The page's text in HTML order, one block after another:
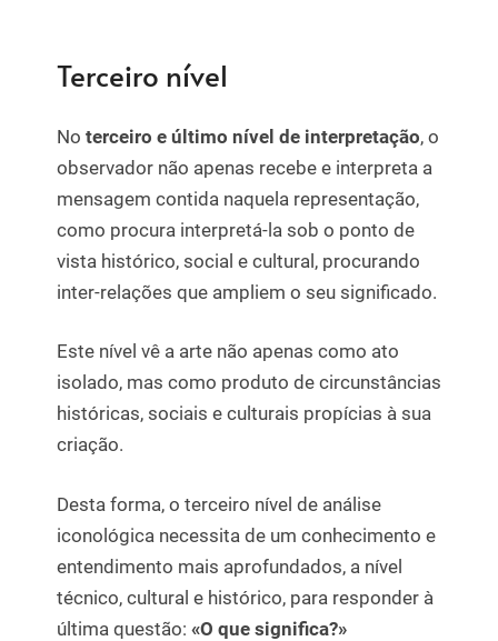
Terceiro nível
No terceiro e último nível de interpretação, o
observador não apenas recebe e interpreta a
mensagem contida naquela representação,
como procura interpretá-la sob o ponto de
vista histórico, social e cultural, procurando
inter-relações que ampliem o seu significado.
Este nível vê a arte não apenas como ato
isolado, mas como produto de circunstâncias
históricas, sociais e culturais propícias à sua
criação.
Desta forma, o terceiro nível de análise
iconológica necessita de um conhecimento e
entendimento mais aprofundados, a nível
técnico, cultural e histórico, para responder à
última questão: «O que significa?»